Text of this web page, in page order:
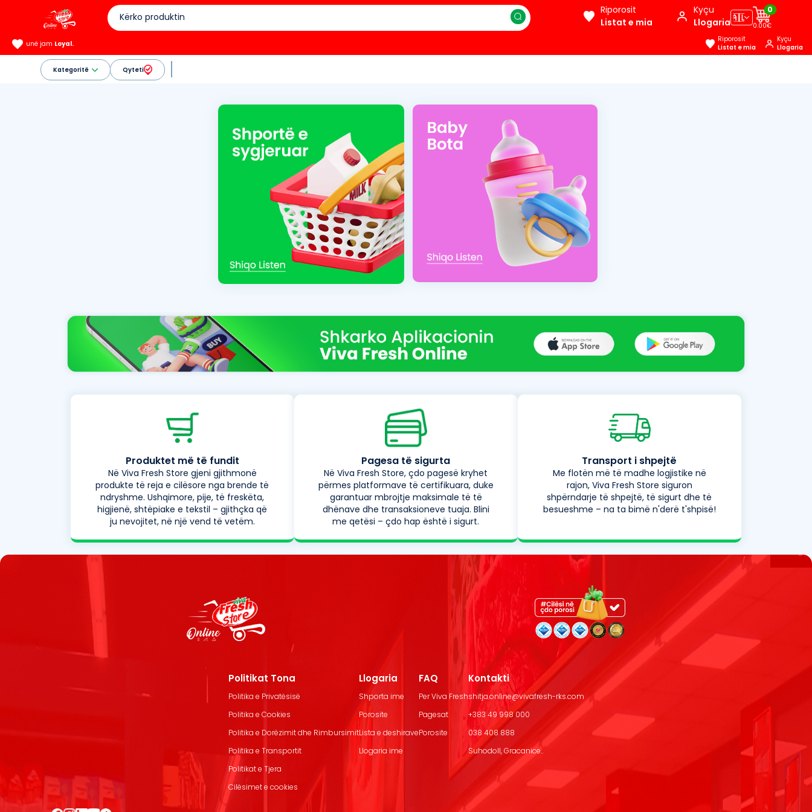
Riporosit
Listat e mia
Kyçu
Llogaria🇦🇱
0
0.00€
unë jam Loyal.
Riporosit
Listat e mia
Kyçu
Llogaria
Kategoritë Qyteti
Produktet më të fundit
Në Viva Fresh Store gjeni gjithmonë
produkte të reja e cilësore nga brende të
ndryshme. Ushqimore, pije, të freskëta,
higjienë, shtëpiake e tekstil – gjithçka që
ju nevojitet, në një vend të vetëm.
Pagesa të sigurta
Në Viva Fresh Store, çdo pagesë kryhet
përmes platformave të certifikuara, duke
garantuar mbrojtje maksimale të të
dhënave dhe transaksioneve tuaja. Blini
me qetësi – çdo hap është i sigurt.
Transport i shpejtë
Me flotën më të madhe logjistike në
rajon, Viva Fresh Store siguron
shpërndarje të shpejtë, të sigurt dhe të
besueshme – na ta bimë n'derë t'shpisë!
Politikat Tona
Politika e Privatësisë
Politika e Cookies
Politika e Dorëzimit dhe Rimbursimit
Politika e Transportit
Politikat e Tjera
Cilësimet e cookies
Llogaria
Shporta ime
Porosite
Lista e deshirave
Llogaria ime
FAQ
Per Viva Fresh
Pagesat
Porosite
Kontakti
shitja.online@vivafresh-rks.com
+383 49 998 000
038 408 888
Suhodoll, Gracanice..